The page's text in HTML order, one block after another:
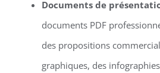
Documents de
documents PDF
des propositions
graphiques, des